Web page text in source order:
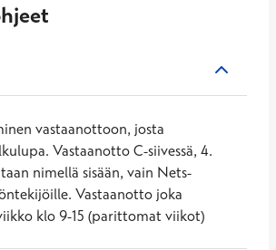
vastaanottoon, josta
Vastaanotto C-siivessä, 4.
nimellä sisään, vain Nets-
Vastaanotto joka
klo 9-15 (parittomat viikot)